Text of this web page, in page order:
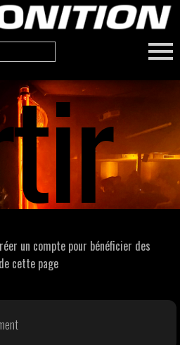
un compte pour bénéficier des
cette page